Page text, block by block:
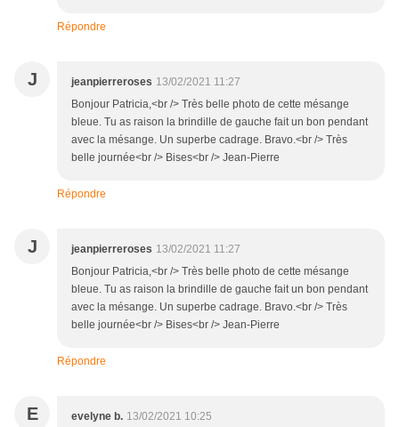
Répondre
J jeanpierreroses 13/02/2021 11:27
Bonjour Patricia,<br /> Très belle photo de cette mésange
bleue. Tu as raison la brindille de gauche fait un bon pendant
avec la mésange. Un superbe cadrage. Bravo.<br /> Très
belle journée<br /> Bises<br /> Jean-Pierre
Répondre
J jeanpierreroses 13/02/2021 11:27
Bonjour Patricia,<br /> Très belle photo de cette mésange
bleue. Tu as raison la brindille de gauche fait un bon pendant
avec la mésange. Un superbe cadrage. Bravo.<br /> Très
belle journée<br /> Bises<br /> Jean-Pierre
Répondre
E evelyne b. 13/02/2021 10:25